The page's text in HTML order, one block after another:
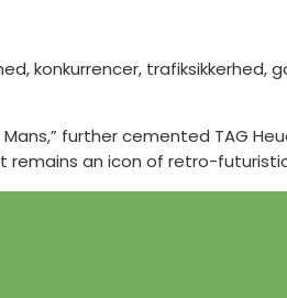
konkurrencer,
further cemented TAG
remains an icon of retro-